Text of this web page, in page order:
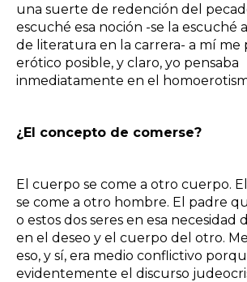
una suerte de redención del
escuché esa noción -se la escuché
de literatura en la carrera- a mí me
erótico posible, y claro, yo pensaba
inmediatamente en el
¿El concepto de comerse?
El cuerpo se come a otro cuerpo.
se come a otro hombre. El padre
o estos dos seres en esa necesidad
en el deseo y el cuerpo del otro.
eso, y sí, era medio conflictivo
evidentemente el discurso